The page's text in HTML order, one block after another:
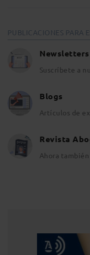
PUBLICACIONES PARA
Newsletters
Suscríbete a
Blogs
Artículos de
Revista
Ahora